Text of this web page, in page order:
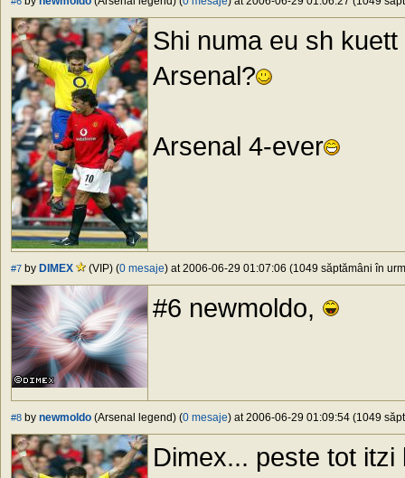
Shi numa eu sh
Arsenal?
Arsenal 4-ever
#7 by DIMEX (VIP) (0 mesaje) at 2006-06-29 01:07:06 (1049 săptămâni în
#6 newmoldo,
#8 by newmoldo (Arsenal legend) (0 mesaje) at 2006-06-29 01:09:54 (1049
Dimex... peste tot itzi